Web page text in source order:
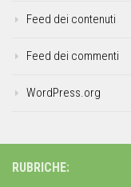
Feed dei contenuti
Feed dei commenti
WordPress.org
RUBRICHE: